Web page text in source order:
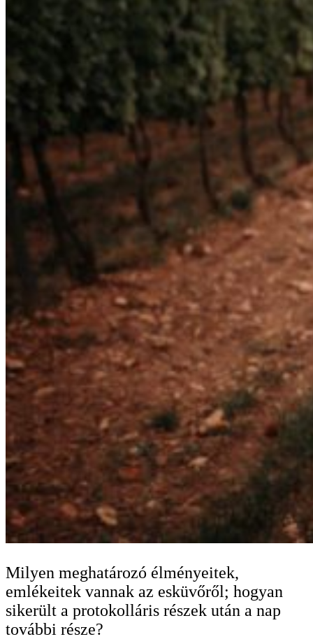
Milyen meghatározó élményeitek,
emlékeitek vannak az esküvőről; hogyan
sikerült a protokolláris részek után a nap
további része?